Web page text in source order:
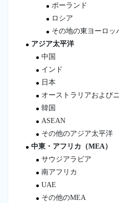
ポーランド
ロシア
その地の東ヨーロッ
アジア太平洋
中国
インド
日本
オーストラリアおよび
韓国
ASEAN
その他のアジア太平洋
中東・アフリカ（MEA）
サウジアラビア
南アフリカ
UAE
その他のMEA